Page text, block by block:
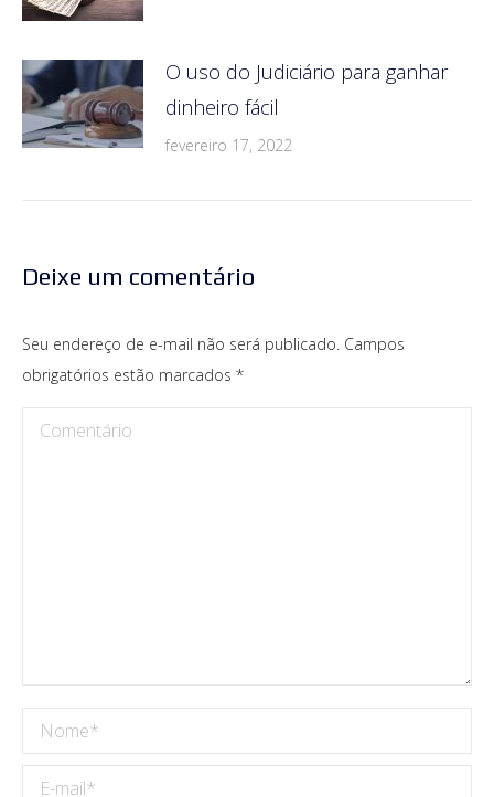
O uso do Judiciário para ganhar
dinheiro fácil
fevereiro 17, 2022
Deixe um comentário
Seu endereço de e-mail não será publicado. Campos
obrigatórios estão marcados *
Comentário
Nome *
E-mail *